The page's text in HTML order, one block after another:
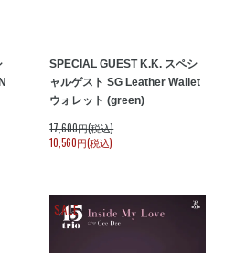
SPECIAL GUEST K.K. スペシ
ャルゲスト SG Leather Wallet
ウォレット (green)
17,600円(税込)
10,560円(税込)
SALE